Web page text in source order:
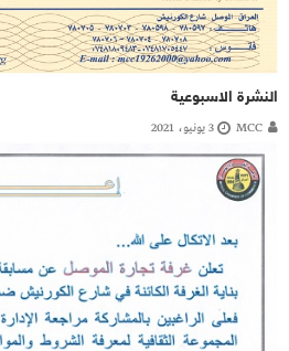
النشرة الاسبوعية
MCC 3 يونيو، 2021